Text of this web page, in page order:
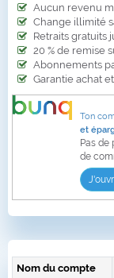
Aucun revenu
Change illimité
Retraits gratuits
20 % de remise
Abonnements
Garantie achat
Ton
et
Pas de
de
Nom du compte